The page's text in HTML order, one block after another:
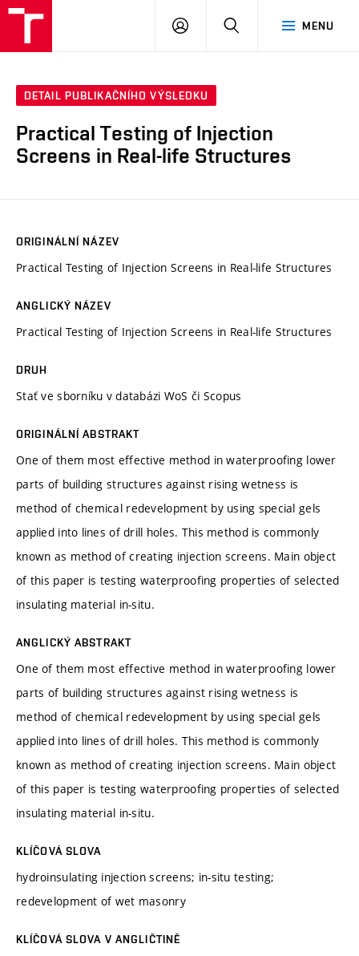
MENU
PŘIHLÁSIT
DETAIL PUBLIKAČNÍHO VÝSLEDKU
Practical Testing of Injection
Screens in Real-life Structures
ORIGINÁLNÍ NÁZEV
Practical Testing of Injection Screens in Real-life Structures
ANGLICKÝ NÁZEV
Practical Testing of Injection Screens in Real-life Structures
DRUH
Stať ve sborníku v databázi WoS či Scopus
ORIGINÁLNÍ ABSTRAKT
One of them most effective method in waterproofing lower
parts of building structures against rising wetness is
method of chemical redevelopment by using special gels
applied into lines of drill holes. This method is commonly
known as method of creating injection screens. Main object
of this paper is testing waterproofing properties of selected
insulating material in-situ.
ANGLICKÝ ABSTRAKT
One of them most effective method in waterproofing lower
parts of building structures against rising wetness is
method of chemical redevelopment by using special gels
applied into lines of drill holes. This method is commonly
known as method of creating injection screens. Main object
of this paper is testing waterproofing properties of selected
insulating material in-situ.
KLÍČOVÁ SLOVA
hydroinsulating injection screens; in-situ testing;
redevelopment of wet masonry
KLÍČOVÁ SLOVA V ANGLIČTINĚ